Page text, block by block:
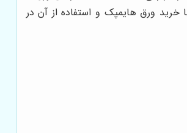
ورق هایمپک و استفاده از آن در